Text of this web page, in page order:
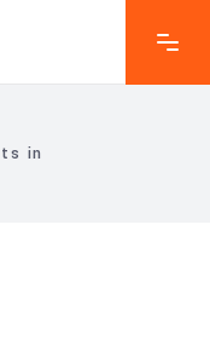
in